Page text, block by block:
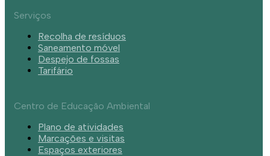
Serviços
Recolha de resíduos
Saneamento móvel
Despejo de fossas
Tarifário
Centro de Educação Ambiental
Plano de atividades
Marcações e visitas
Espaços exteriores